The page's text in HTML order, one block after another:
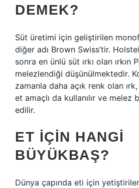
DEMEK?
Süt üretimi için geliştirilen
diğer adı Brown Swiss’tir.
sonra en ünlü süt ırkı olan ırkın
melezlendiği düşünülmektedir.
zamanla daha açık renk olan
et amaçlı da kullanılır ve melez
edilir.
ET IÇIN HANGI
BÜYÜKBAŞ?
Dünya çapında eti için